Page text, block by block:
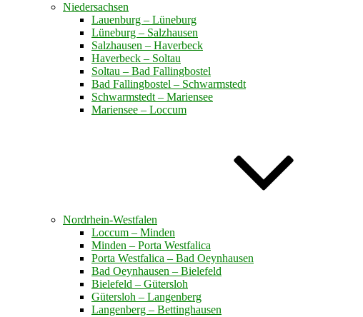
Niedersachsen
Lauenburg – Lüneburg
Lüneburg – Salzhausen
Salzhausen – Haverbeck
Haverbeck – Soltau
Soltau – Bad Fallingbostel
Bad Fallingbostel – Schwarmstedt
Schwarmstedt – Mariensee
Mariensee – Loccum
Nordrhein-Westfalen
Loccum – Minden
Minden – Porta Westfalica
Porta Westfalica – Bad Oeynhausen
Bad Oeynhausen – Bielefeld
Bielefeld – Gütersloh
Gütersloh – Langenberg
Langenberg – Bettinghausen